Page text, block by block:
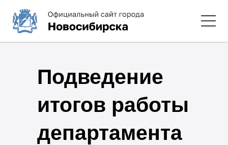
Подведение
итогов работы
департамента